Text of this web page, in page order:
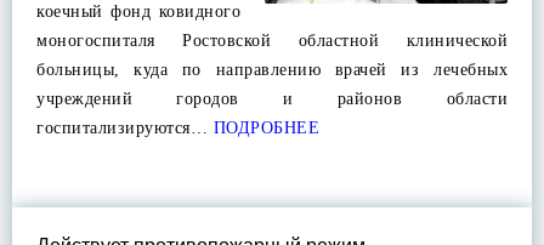
коечный фонд ковидного
моногоспиталя Ростовской областной клинической
больницы, куда по направлению врачей из лечебных
учреждений городов и районов области
госпитализируются… ПОДРОБНЕЕ